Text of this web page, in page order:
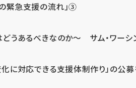
の緊急支援の流れ」③
うあるべきなのか～ サム・ワーシ
に対応できる支援体制作り」の公